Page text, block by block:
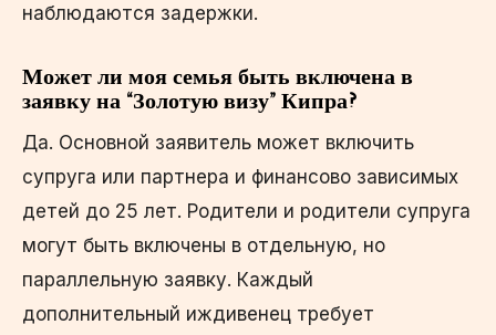
наблюдаются задержки.
Может ли моя семья быть включена в
заявку на “Золотую визу” Кипра?
Да. Основной заявитель может включить
супруга или партнера и финансово зависимых
детей до 25 лет. Родители и родители супруга
могут быть включены в отдельную, но
параллельную заявку. Каждый
дополнительный иждивенец требует